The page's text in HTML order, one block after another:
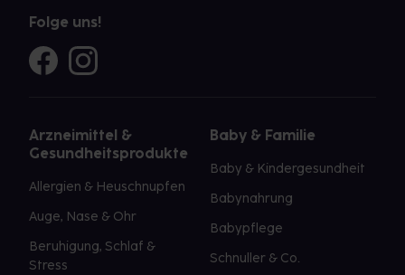
Folge uns!
Arzneimittel &
Gesundheitsprodukte
Allergien & Heuschnupfen
Auge, Nase & Ohr
Beruhigung, Schlaf &
Stress
Baby & Familie
Baby & Kindergesundheit
Babynahrung
Babypflege
Schnuller & Co.